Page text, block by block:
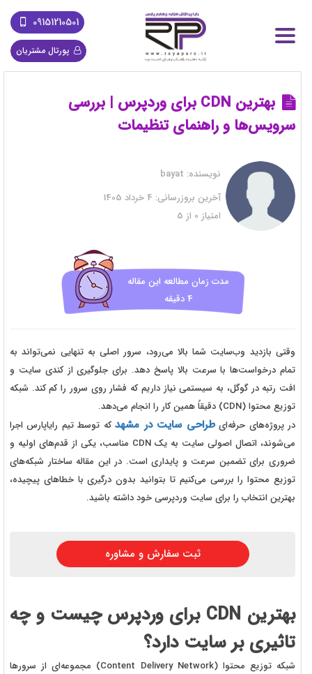
09151210501
پورتال مشتریان
بهترین CDN برای وردپرس | بررسی
سرویس‌ها و راهنمای تنظیمات
نویسنده: bayat
آخرین بروزرسانی:
امتیاز 0 از 5
مدت زمان مطالعه این مقاله
4 دقیقه
وقتی بازدید وب‌سایت شما بالا می‌رود، سرور اصلی به تنهایی نمی‌تواند به
تمام درخواست‌ها با سرعت بالا پاسخ دهد. برای جلوگیری از کندی سایت و
افت رتبه در گوگل، به سیستمی نیاز داریم که فشار روی سرور را کم کند. شبکه
توزیع محتوا (CDN) دقیقاً همین کار را انجام می‌دهد.
در پروژه‌های حرفه‌ایطراحی سایت در مشهدکه توسط تیم رایاپارس اجرا
می‌شوند، اتصال اصولی سایت به یک CDN مناسب، یکی از قدم‌های اولیه و
ضروری برای تضمین سرعت و پایداری است. در این مقاله ساختار شبکه‌های
توزیع محتوا را بررسی می‌کنیم تا بتوانید بدون درگیری با خطاهای پیچیده،
بهترین انتخاب را برای سایت وردپرسی خود داشته باشید.
ثبت سفارش و مشاوره
بهترین CDN برای وردپرس چیست و چه
تاثیری بر سایت دارد؟
شبکه توزیع محتوا (Content Delivery Network) مجموعه‌ای از سرورها